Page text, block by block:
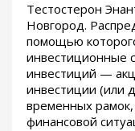
Тестостерон
Новгород.
помощью
инвестиционные
инвестиций —
инвестиции (или
временных рамок,
финансовой